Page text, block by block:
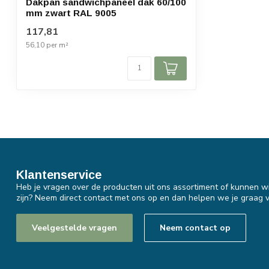
Dakpan sandwichpaneel dak 60/100
mm zwart RAL 9005
117,81
56,10 per m²
Klantenservice
Heb je vragen over de producten uit ons assortiment of kunnen
zijn? Neem direct contact met ons op en dan helpen we je graag
Veelgestelde vragen Neem contact op